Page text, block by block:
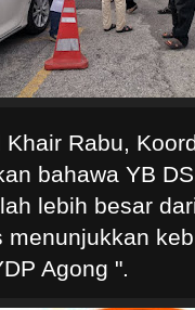
Rabu,
bahawa YB
lebih besar
menunjukkan
Agong ".